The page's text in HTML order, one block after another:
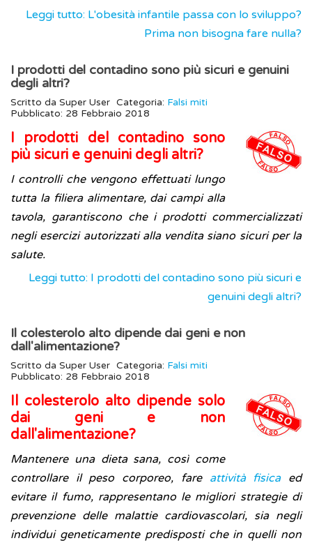
Leggi tutto: L'obesità infantile passa con lo sviluppo?
Prima non bisogna fare nulla?
I prodotti del contadino sono più sicuri e genuini
degli altri?
Scritto da Super User Categoria: Falsi miti
Pubblicato: 28 Febbraio 2018
I prodotti del contadino sono
più sicuri e genuini degli altri?
I controlli che vengono effettuati lungo
tutta la filiera alimentare, dai campi alla
tavola, garantiscono che i prodotti commercializzati
negli esercizi autorizzati alla vendita siano sicuri per la
salute.
Leggi tutto: I prodotti del contadino sono più sicuri e
genuini degli altri?
Il colesterolo alto dipende dai geni e non
dall'alimentazione?
Scritto da Super User Categoria: Falsi miti
Pubblicato: 28 Febbraio 2018
Il colesterolo alto dipende solo
dai geni e non
dall'alimentazione?
Mantenere una dieta sana, così come
controllare il peso corporeo, fare attività fisicaed
evitare il fumo, rappresentano le migliori strategie di
prevenzione delle malattie cardiovascolari, sia negli
individui geneticamente predisposti che in quelli non